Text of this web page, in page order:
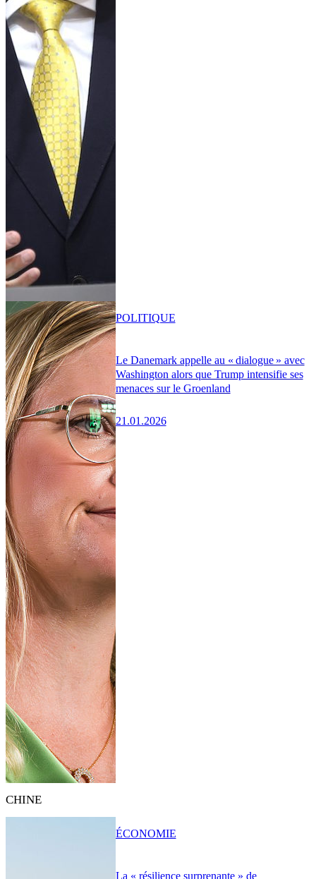
Le Danemark appelle au « dialogue » avec
Washington alors que Trump intensifie ses
menaces sur le Groenland
21.01.2026
POLITIQUE
CHINE
La « résilience surprenante » de
ÉCONOMIE